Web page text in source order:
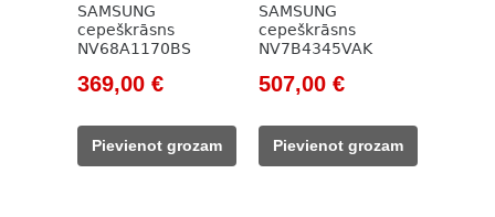
SAMSUNG
cepeškrāsns
NV68A1170BS
Original
was:
499,00 €.
369,00 €Current
369,00 €.
Pievienot grozam
SAMSUNG
cepeškrāsns
NV7B4345VAK
Original
was:
634,00 €.
507,00 €Current
507,00 €.
Pievienot grozam